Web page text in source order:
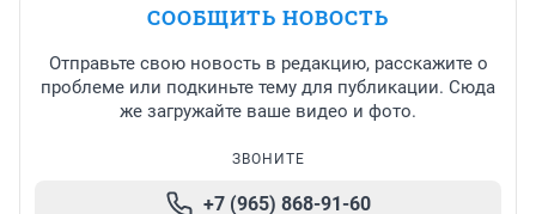
СООБЩИТЬ НОВОСТЬ
Отправьте свою новость в редакцию, расскажите о
проблеме или подкиньте тему для публикации. Сюда
же загружайте ваше видео и фото.
ЗВОНИТЕ
+7 (965) 868-91-60